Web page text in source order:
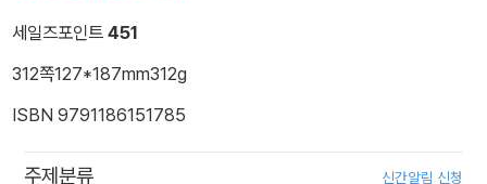
세일즈포인트 451
312쪽127*187mm312g
ISBN 9791186151785
주제분류 신간알림 신청